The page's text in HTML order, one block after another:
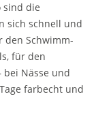
sind die
sich schnell und
den Schwimm-
für den
bei Nässe und
farbecht und